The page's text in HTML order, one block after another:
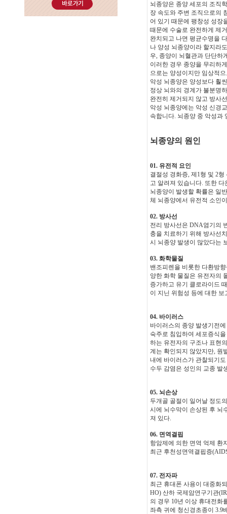
뇌종양은 종양 세포의 조직
장 속도와 주변 조직으로의
어 있기 때문에 팽창성 성장
때문에 수술로 완전하게 제
완치되고 나면 평균수명을
나 양성 뇌종양이라 할지라
우, 종양이 뇌혈관과 단단하
이러한 경우 종양을 무리하
으로는 양성이지만 임상적
악성 뇌종양은 양성보다 훨
정상 뇌와의 경계가 불분명
완전히 제거되지 않고 방사
악성 뇌종양에는 악성 신경
속합니다. 뇌종양 중 악성과
뇌종양의 원인
01. 유전적 요인
결절성 경화증, 제1형 및 2
고 알려져 있습니다. 또한
뇌종양이 발생할 확률은 일
체 뇌종양에서 유전적 소인
02. 방사선
전리 방사선은 DNA염기의
충을 치료하기 위해 방사선
시 뇌종양 발생이 많았다는
03. 화학물질
밴조피렌을 비롯한 다환방
양한 화학 물질은 유전자의
증가하고 유기 클로라이드
이 지닌 위험성 등에 대한
04. 바이러스
바이러스의 종양 발생기전
숙주로 침입하여 세포증식
하는 유전자의 구조나 표현
계는 확인되지 않았지만, 원
내에 바이러스가 관찰되기
수두 감염은 성인의 교종 발
05. 뇌손상
두개골 골절이 일어날 정도
시에 뇌수막이 손상된 후 뇌
져 있다.
06. 면역결핍
항암제에 의한 면역 억제 환
최근 후천성면역결핍증
07. 전자파
최근 휴대폰 사용이 대중화
HO) 산하 국제암연구기관
의 경우 10년 이상 휴대전화
좌측 귀에 청신경초종이 3.9